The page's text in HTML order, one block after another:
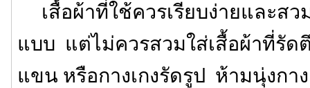
เสื้อผ้าที่ใช้ควรเรียบง่ายและส
แบบ แต่ไม่ควรสวมใส่เสื้อผ้าที่รัด
แขน หรือกางเกงรัดรูป ห้ามนุ่งก